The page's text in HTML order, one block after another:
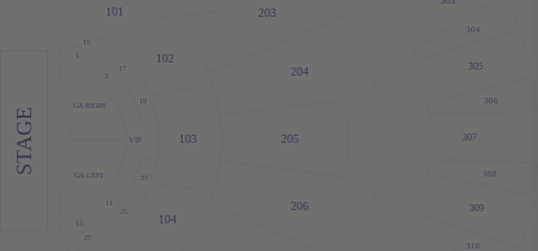
GA RIGHT
GA LEFT
VIP
3
15
17
19
23
25
27
101
102
103
104
203
204
205
206
304
305
306
307
308
309
310
STAGE